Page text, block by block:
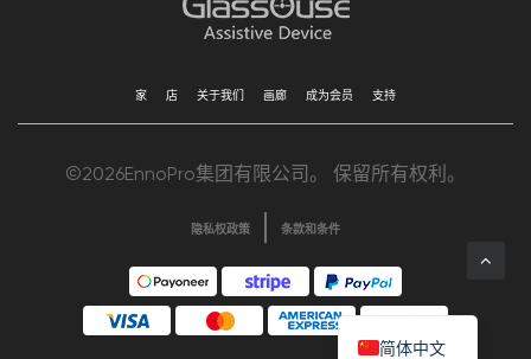
家 店 关于我们 画廊 成为会员 支持
©2026EnnoPro集团有限公司。 保留所有权利。
隐私权政策 条款和条件
简体中文